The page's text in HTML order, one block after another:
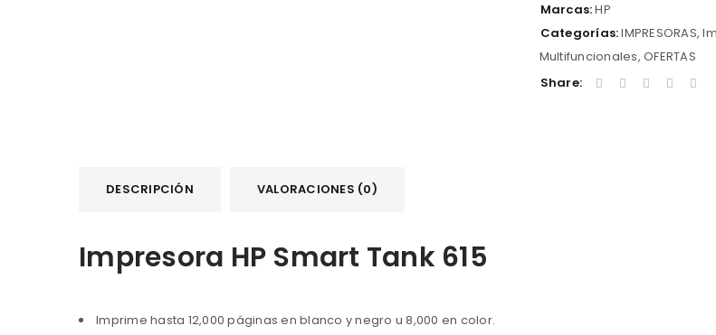
Marcas:HP
Categorías:IMPRESORAS,
Multifuncionales, OFERTAS
Share:
DESCRIPCIÓN VALORACIONES (0)
Impresora HP Smart Tank 615
Imprime hasta 12,000 páginas en blanco y negro u 8,000 en color.